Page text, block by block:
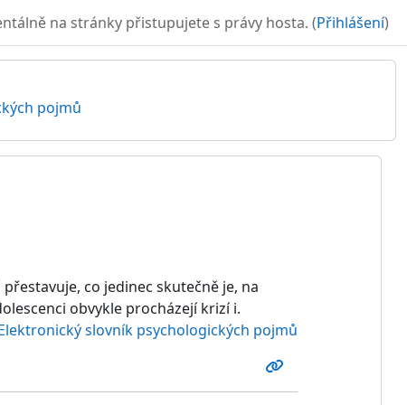
na stránky přistupujete s právy hosta. (Přihlášení)
pojmů
co jedinec skutečně je, na
obvykle procházejí krizí i.
slovník psychologických pojmů